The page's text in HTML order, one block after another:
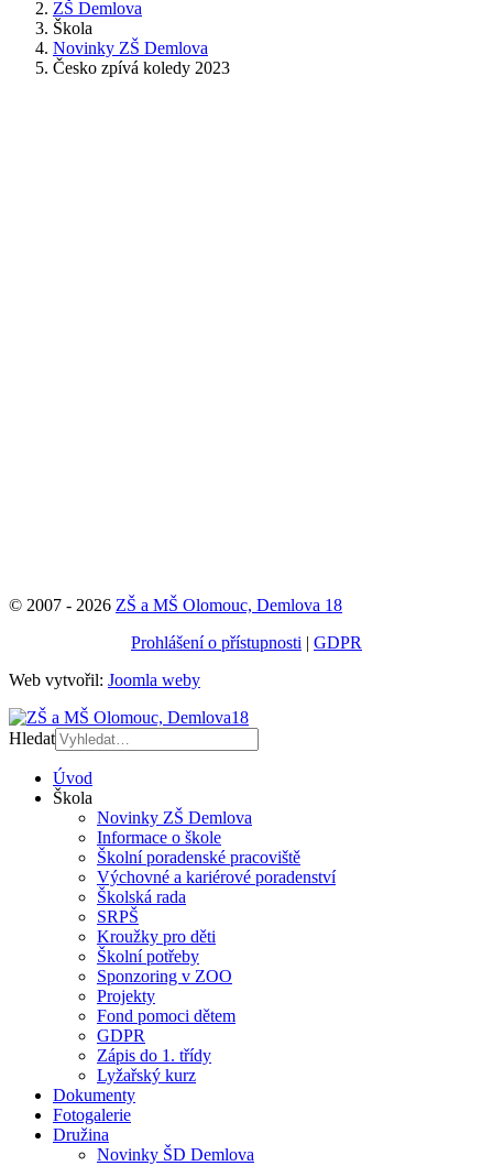
ZŠ Demlova
Škola
Novinky ZŠ Demlova
Česko zpívá koledy 2023
© 2007 - 2026 ZŠ a MŠ Olomouc, Demlova 18
Prohlášení o přístupnosti | GDPR
Web vytvořil: Joomla weby
Hledat
Úvod
Škola
Novinky ZŠ Demlova
Informace o škole
Školní poradenské pracoviště
Výchovné a kariérové poradenství
Školská rada
SRPŠ
Kroužky pro děti
Školní potřeby
Sponzoring v ZOO
Projekty
Fond pomoci dětem
GDPR
Zápis do 1. třídy
Lyžařský kurz
Dokumenty
Fotogalerie
Družina
Novinky ŠD Demlova